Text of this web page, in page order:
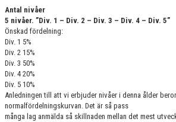
Antal nivåer
5 nivåer. ”Div. 1 – Div. 2 – Div. 3 – Div. 4 – Div. 5”
Önskad fördelning:
Div. 1 5%
Div. 2 15%
Div. 3 50%
Div. 4 20%
Div. 5 10%
Anledningen till att vi erbjuder nivåer i denna ålder
normalfördelningskurvan. Det är så pass
många lag anmälda så skillnaden mellan det mest